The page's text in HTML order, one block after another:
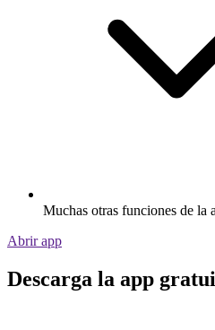
Muchas otras funciones de la
Abrir app
Descarga la app